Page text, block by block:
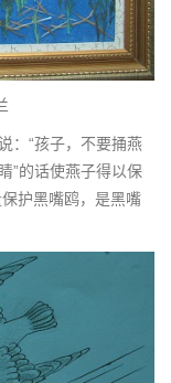
“孩子，不要捅燕
”的话使燕子得以保
护黑嘴鸥，是黑嘴